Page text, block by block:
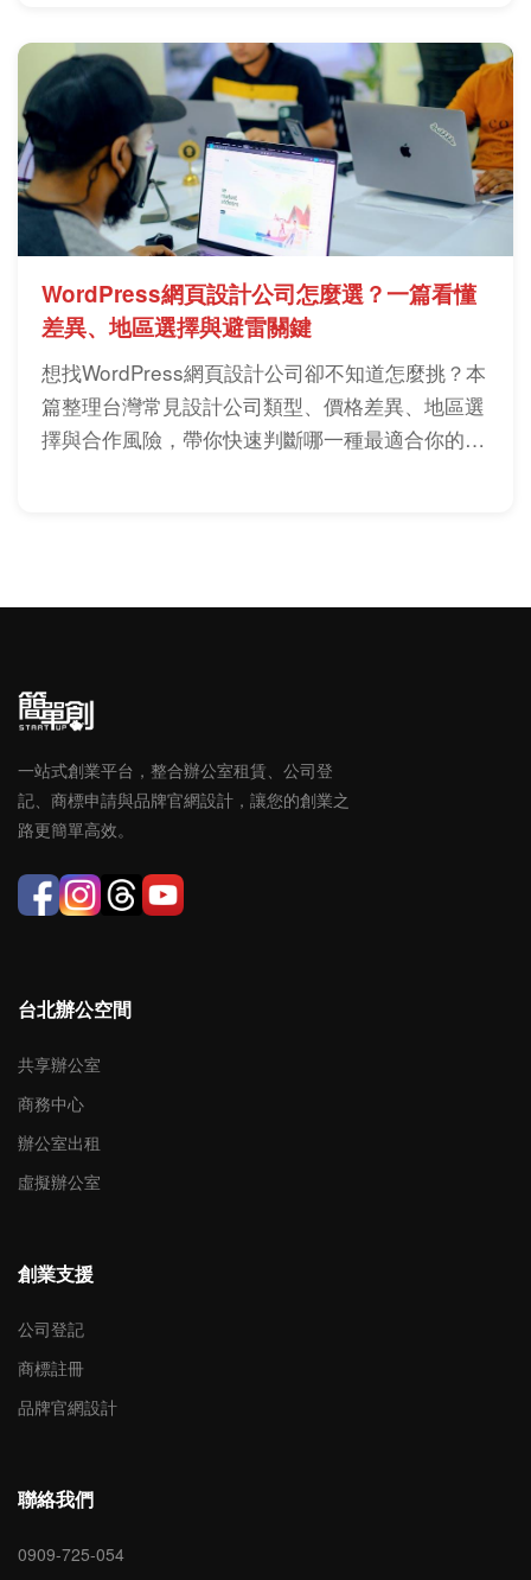
WordPress網頁設計公司怎麼選？一篇看懂
差異、地區選擇與避雷關鍵
想找WordPress網頁設計公司卻不知道怎麼挑？本
篇整理台灣常見設計公司類型、價格差異、地區選
擇與合作風險，帶你快速判斷哪一種最適合你的需
一站式創業平台，整合辦公室租賃、公司登
記、商標申請與品牌官網設計，讓您的創業之
路更簡單高效。
台北辦公空間
共享辦公室
商務中心
辦公室出租
虛擬辦公室
創業支援
公司登記
商標註冊
品牌官網設計
聯絡我們
0909-725-054